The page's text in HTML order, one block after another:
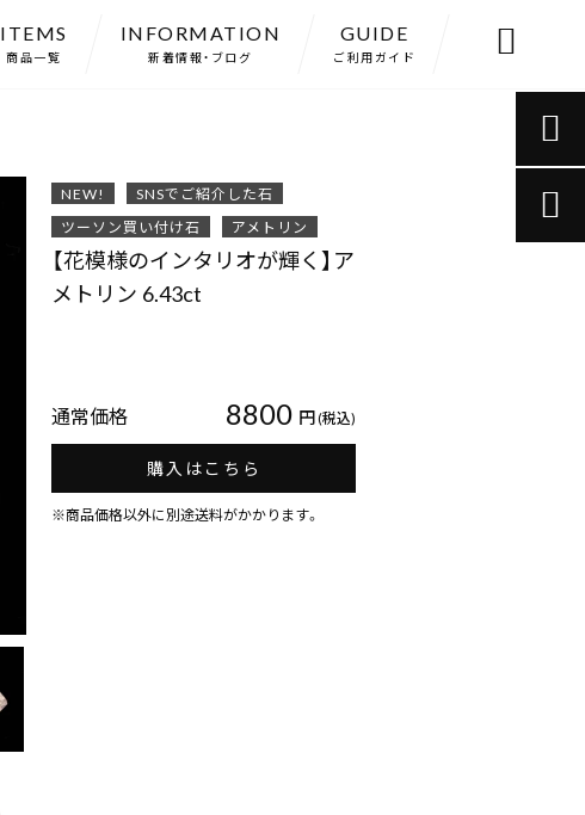
ITEMS
商品一覧
INFORMATION
新着情報・ブログ
GUIDE
ご利用ガイド 
NEW!
SNSでご紹介した石
ツーソン買い付け石
アメトリン
【花模様のインタリオが輝く】ア
メトリン 6.43ct
通常価格 8800 円(税込)
購入はこちら
※商品価格以外に別途送料がかかります。

